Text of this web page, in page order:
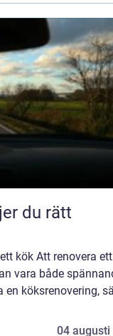
du rätt
kök Att renovera
vara både
köksrenovering,
04 augusti